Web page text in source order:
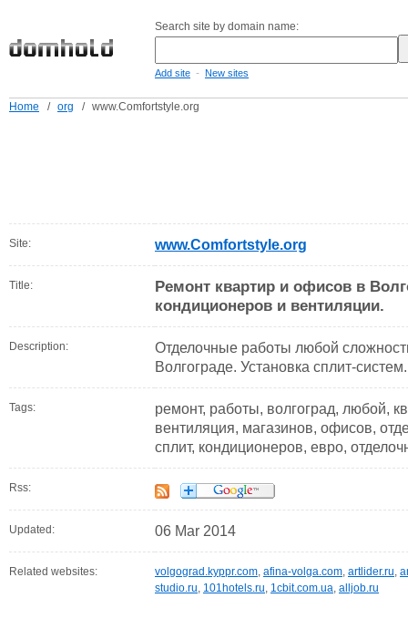
Search site by domain name:
Add site - New sites
Home / org / www.Comfortstyle.org
Site: www.Comfortstyle.org
Title:
Ремонт квартир и офисов в
кондиционеров и вентиляции.
Description:
Отделочные работы любой
Волгограде. Установка сплит-систем.
Tags:
ремонт, работы, волгоград, любой,
вентиляция, магазинов, офисов,
сплит, кондиционеров, евро,
Rss:
Updated: 06 Mar 2014
Related websites: volgograd.kyppr.com, afina-volga.com, artlider.ru,
studio.ru, 101hotels.ru, 1cbit.com.ua, alljob.ru